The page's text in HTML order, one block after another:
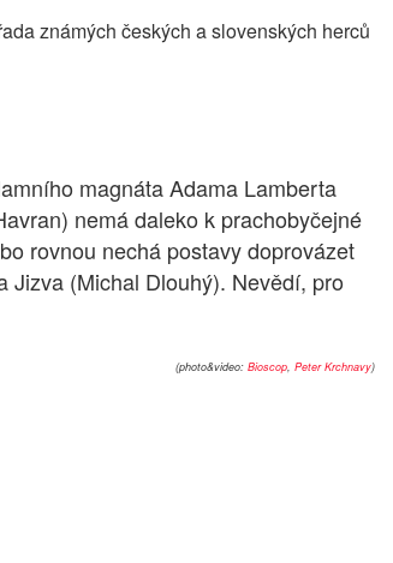
známých českých a slovenských herců
magnáta Adama Lamberta
nemá daleko k prachobyčejné
rovnou nechá postavy doprovázet
(Michal Dlouhý). Nevědí, pro
(photo&video: Bioscop, Peter Krchnavy)